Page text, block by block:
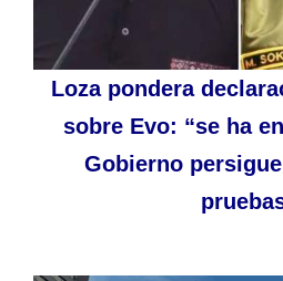
Loza pondera
sobre Evo: “se ha
Gobierno